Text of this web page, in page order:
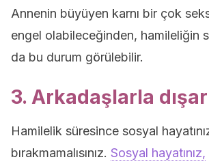
Annenin büyüyen karnı bir çok
engel olabileceğinden, hamileliğin
da bu durum görülebilir.
3. Arkadaşlarla
Hamilelik süresince sosyal
bırakmamalısınız. Sosyal hayatınız,